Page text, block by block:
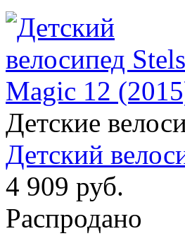
Детские
Детский
4 909 руб.
Распродано